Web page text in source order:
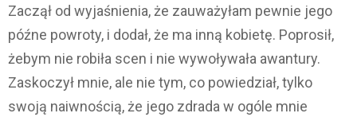
Zaczął od wyjaśnienia, że zauważyłam pewnie jego
późne powroty, i dodał, że ma inną kobietę. Poprosił,
żebym nie robiła scen i nie wywoływała awantury.
Zaskoczył mnie, ale nie tym, co powiedział, tylko
swoją naiwnością, że jego zdrada w ogóle mnie